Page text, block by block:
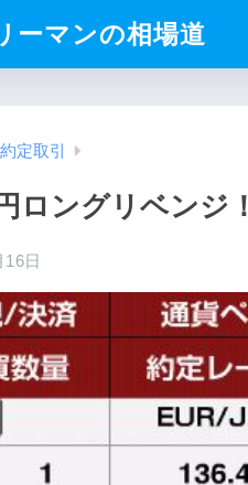
ーマンの相場道
約定取引
ロングリベンジ！
16日